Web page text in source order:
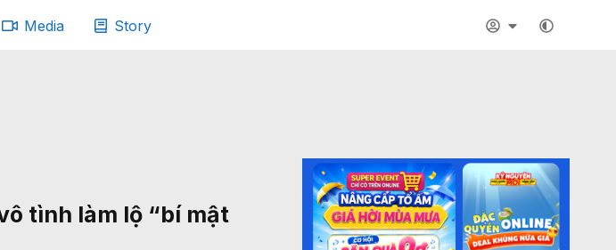
Media Story
tình làm lộ “bí mật